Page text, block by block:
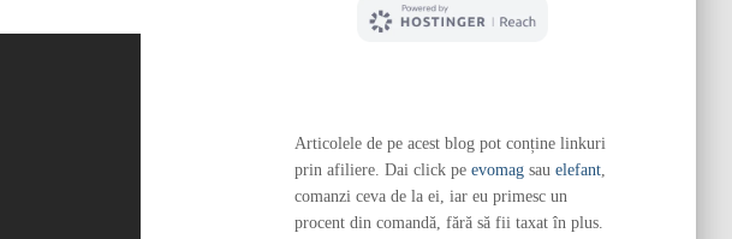
Articolele de pe acest blog pot conține linkuri
prin afiliere. Dai click pe evomagsau elefant,
comanzi ceva de la ei, iar eu primesc un
procent din comandă, fără să fii taxat în plus.